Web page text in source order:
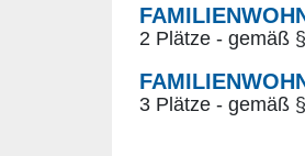
2 Plätze - gemäß
3 Plätze - gemäß